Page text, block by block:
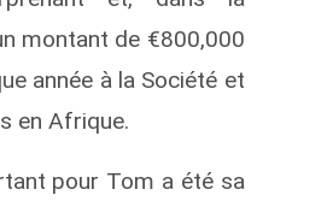
montant de €800,000
année à la Société et
en Afrique.
pour Tom a été sa